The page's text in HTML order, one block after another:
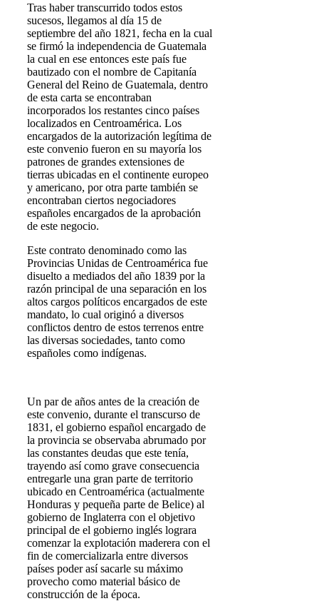
Tras haber transcurrido todos estos
sucesos, llegamos al día 15 de
septiembre del año 1821, fecha en la cual
se firmó la independencia de Guatemala
la cual en ese entonces este país fue
bautizado con el nombre de Capitanía
General del Reino de Guatemala, dentro
de esta carta se encontraban
incorporados los restantes cinco países
localizados en Centroamérica. Los
encargados de la autorización legítima de
este convenio fueron en su mayoría los
patrones de grandes extensiones de
tierras ubicadas en el continente europeo
y americano, por otra parte también se
encontraban ciertos negociadores
españoles encargados de la aprobación
de este negocio.
Este contrato denominado como las
Provincias Unidas de Centroamérica fue
disuelto a mediados del año 1839 por la
razón principal de una separación en los
altos cargos políticos encargados de este
mandato, lo cual originó a diversos
conflictos dentro de estos terrenos entre
las diversas sociedades, tanto como
españoles como indígenas.
Un par de años antes de la creación de
este convenio, durante el transcurso de
1831, el gobierno español encargado de
la provincia se observaba abrumado por
las constantes deudas que este tenía,
trayendo así como grave consecuencia
entregarle una gran parte de territorio
ubicado en Centroamérica (actualmente
Honduras y pequeña parte de Belice) al
gobierno de Inglaterra con el objetivo
principal de el gobierno inglés lograra
comenzar la explotación maderera con el
fin de comercializarla entre diversos
países poder así sacarle su máximo
provecho como material básico de
construcción de la época.